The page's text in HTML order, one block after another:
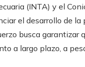
(INTA) y el
el desarrollo de
busca garantizar
a largo plazo, a